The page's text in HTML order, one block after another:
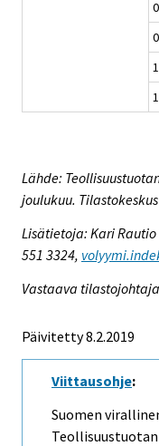
Lähde:
joulukuu. Tilastokeskus
Lisätietoja: Kari
551 3324,
Vastaava
Päivitetty 8.2.2019
Viittausohje:
Suomen